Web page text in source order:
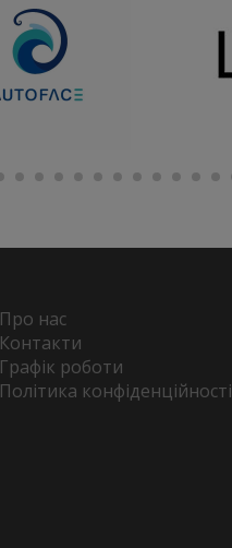
Про нас
Контакти
Графік роботи
Політика конфіденційності